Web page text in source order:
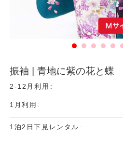
振袖 | 青地に紫の花と蝶
2-12月利用
1月利用
1泊2日下見レンタル